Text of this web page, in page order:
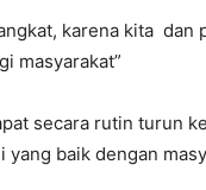
karena kita dan
masyarakat”
secara rutin turun
baik dengan